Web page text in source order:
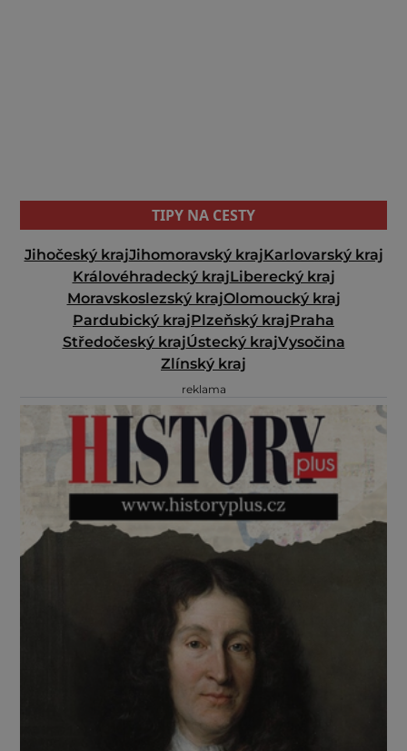
TIPY NA CESTY
Jihočeský krajJihomoravský krajKarlovarský kraj
Královéhradecký krajLiberecký kraj
Moravskoslezský krajOlomoucký kraj
Pardubický krajPlzeňský krajPraha
Středočeský krajÚstecký krajVysočina
Zlínský kraj
reklama